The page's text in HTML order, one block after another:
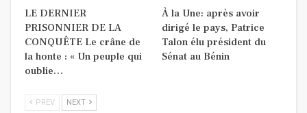
LE DERNIER
PRISONNIER DE LA
CONQUÊTE Le crâne de
la honte : « Un peuple qui
oublie…
À la Une: après avoir
dirigé le pays, Patrice
Talon élu président du
Sénat au Bénin
PREV NEXT